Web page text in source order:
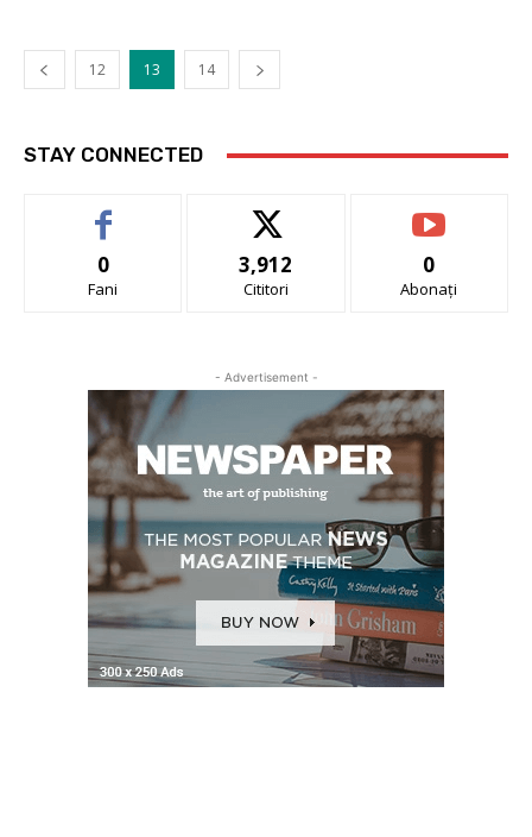
12 13 14
STAY CONNECTED
0
Fani
3,912
Cititori
0
Abonați
- Advertisement -